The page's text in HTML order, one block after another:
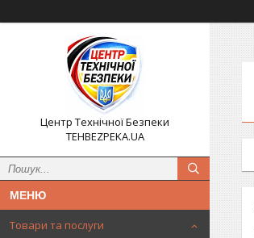
Центр Технічної Безпеки
TEHBEZPEKA.UA
Товари та послуги